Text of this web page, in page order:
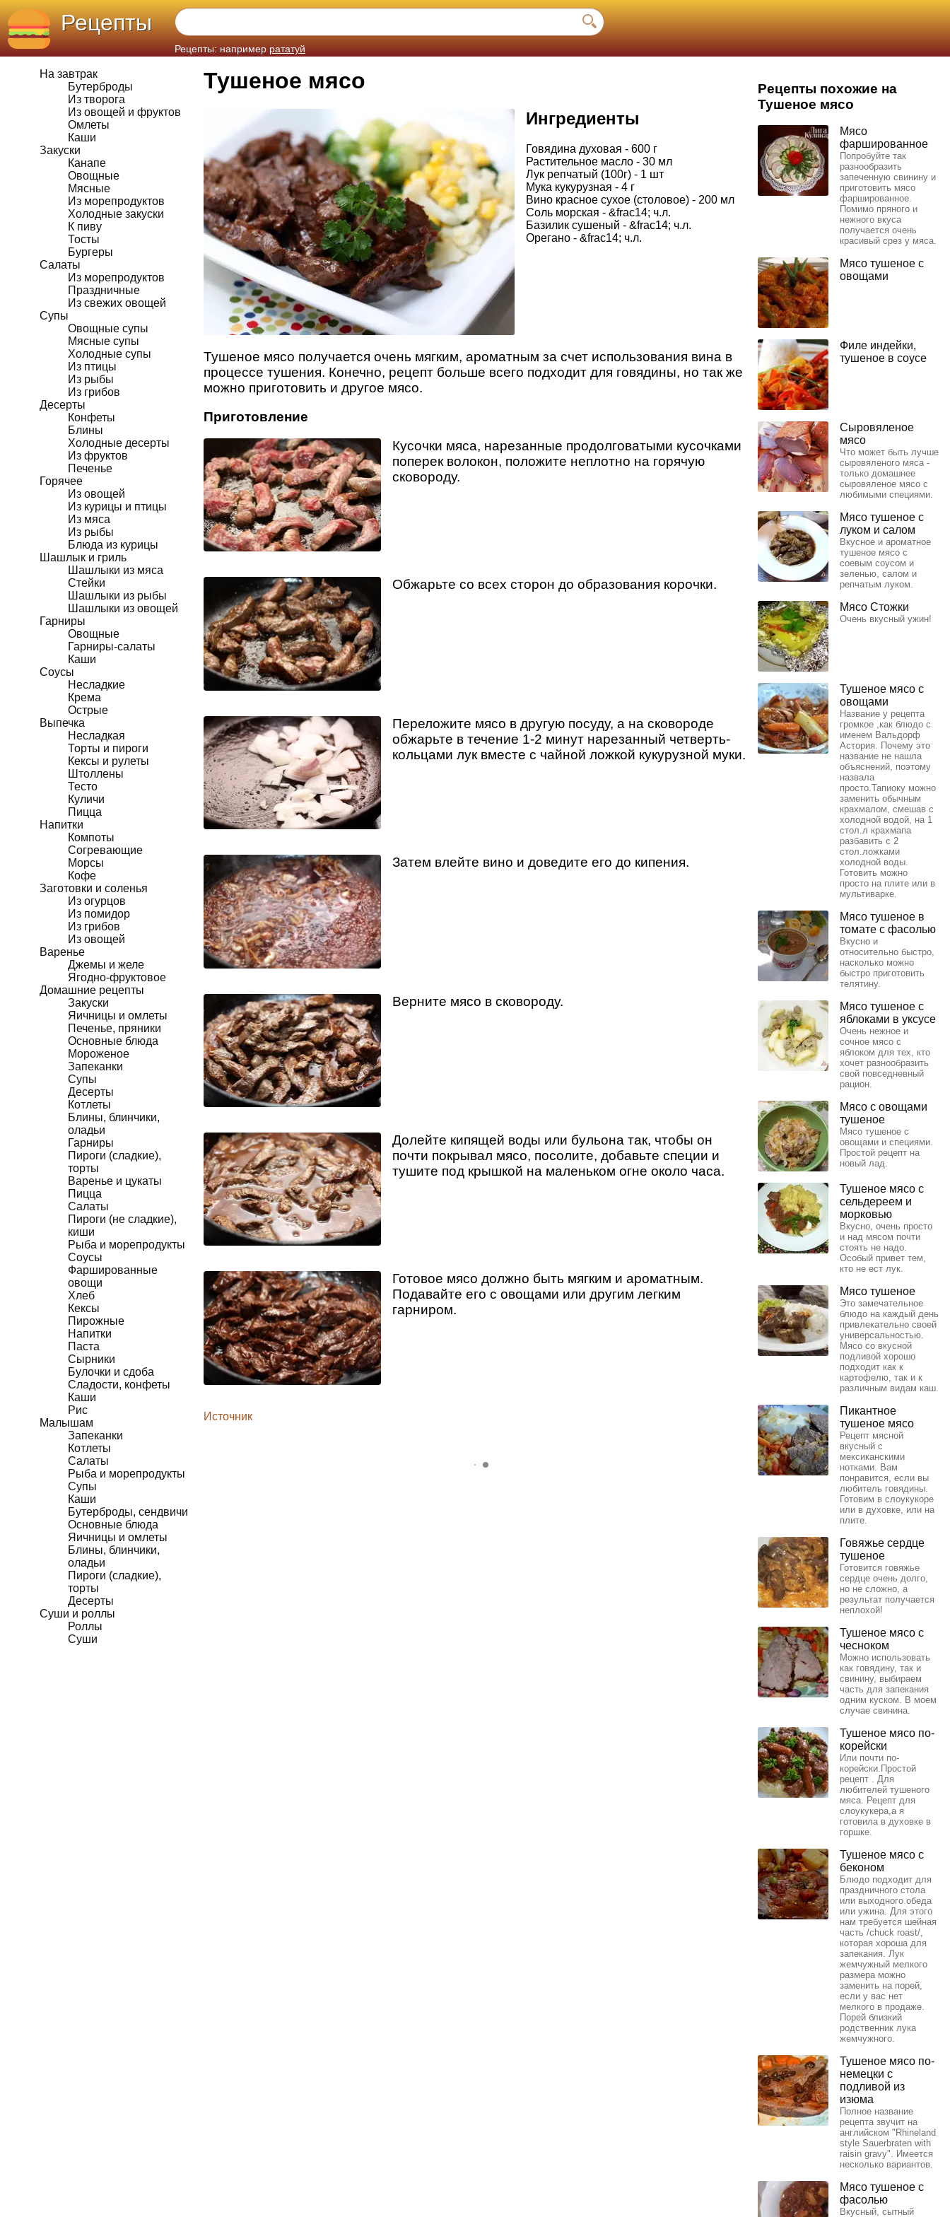
Рецепты
Рецепты: например рататуй
На завтрак
Бутерброды
Из творога
Из овощей и фруктов
Омлеты
Каши
Закуски
Канапе
Овощные
Мясные
Из морепродуктов
Холодные закуски
К пиву
Тосты
Бургеры
Салаты
Из морепродуктов
Праздничные
Из свежих овощей
Супы
Овощные супы
Мясные супы
Холодные супы
Из птицы
Из рыбы
Из грибов
Десерты
Конфеты
Блины
Холодные десерты
Из фруктов
Печенье
Горячее
Из овощей
Из курицы и птицы
Из мяса
Из рыбы
Блюда из курицы
Шашлык и гриль
Шашлыки из мяса
Стейки
Шашлыки из рыбы
Шашлыки из овощей
Гарниры
Овощные
Гарниры-салаты
Каши
Соусы
Несладкие
Крема
Острые
Выпечка
Несладкая
Торты и пироги
Кексы и рулеты
Штоллены
Тесто
Куличи
Пицца
Напитки
Компоты
Согревающие
Морсы
Кофе
Заготовки и соленья
Из огурцов
Из помидор
Из грибов
Из овощей
Варенье
Джемы и желе
Ягодно-фруктовое
Домашние рецепты
Закуски
Яичницы и омлеты
Печенье, пряники
Основные блюда
Мороженое
Запеканки
Супы
Десерты
Котлеты
Блины, блинчики,
оладьи
Гарниры
Пироги (сладкие),
торты
Варенье и цукаты
Пицца
Салаты
Пироги (не сладкие),
киши
Рыба и морепродукты
Соусы
Фаршированные
овощи
Хлеб
Кексы
Пирожные
Напитки
Паста
Сырники
Булочки и сдоба
Сладости, конфеты
Каши
Рис
Малышам
Запеканки
Котлеты
Салаты
Рыба и морепродукты
Супы
Каши
Бутерброды, сендвичи
Основные блюда
Яичницы и омлеты
Блины, блинчики,
оладьи
Пироги (сладкие),
торты
Десерты
Суши и роллы
Роллы
Суши
Тушеное мясо
Ингредиенты
Говядина духовая - 600 г
Растительное масло - 30 мл
Лук репчатый (100г) - 1 шт
Мука кукурузная - 4 г
Вино красное сухое (столовое) - 200 мл
Соль морская - &frac14; ч.л.
Базилик сушеный - &frac14; ч.л.
Орегано - &frac14; ч.л.
Тушеное мясо получается очень мягким, ароматным за счет использования вина в
процессе тушения. Конечно, рецепт больше всего подходит для говядины, но так же
можно приготовить и другое мясо.
Приготовление
Кусочки мяса, нарезанные продолговатыми кусочками
поперек волокон, положите неплотно на горячую
сковороду.
Обжарьте со всех сторон до образования корочки.
Переложите мясо в другую посуду, а на сковороде
обжарьте в течение 1-2 минут нарезанный четверть-
кольцами лук вместе с чайной ложкой кукурузной муки.
Затем влейте вино и доведите его до кипения.
Верните мясо в сковороду.
Долейте кипящей воды или бульона так, чтобы он
почти покрывал мясо, посолите, добавьте специи и
тушите под крышкой на маленьком огне около часа.
Готовое мясо должно быть мягким и ароматным.
Подавайте его с овощами или другим легким
гарниром.
Источник
Рецепты похожие на
Тушеное мясо
Мясо
фаршированное
Попробуйте так
разнообразить
запеченную свинину и
приготовить мясо
фаршированное.
Помимо пряного и
нежного вкуса
получается очень
красивый срез у мяса.
Мясо тушеное с
овощами
Филе индейки,
тушеное в соусе
Сыровяленое
мясо
Что может быть лучше
сыровяленого мяса -
только домашнее
сыровяленое мясо с
любимыми специями.
Мясо тушеное с
луком и салом
Вкусное и ароматное
тушеное мясо с
соевым соусом и
зеленью, салом и
репчатым луком.
Мясо Стожки
Очень вкусный ужин!
Тушеное мясо с
овощами
Название у рецепта
громкое ,как блюдо с
именем Вальдорф
Астория. Почему это
название не нашла
объяснений, поэтому
назвала
просто.Тапиоку можно
заменить обычным
крахмалом, смешав с
холодной водой, на 1
стол.л крахмапа
разбавить с 2
стол.ложками
холодной воды.
Готовить можно
просто на плите или в
мультиварке.
Мясо тушеное в
томате с фасолью
Вкусно и
относительно быстро,
насколько можно
быстро приготовить
телятину.
Мясо тушеное с
яблоками в уксусе
Очень нежное и
сочное мясо с
яблоком для тех, кто
хочет разнообразить
свой повседневный
рацион.
Мясо с овощами
тушеное
Мясо тушеное с
овощами и специями.
Простой рецепт на
новый лад.
Тушеное мясо с
сельдереем и
морковью
Вкусно, очень просто
и над мясом почти
стоять не надо.
Особый привет тем,
кто не ест лук.
Мясо тушеное
Это замечательное
блюдо на каждый день
привлекательно своей
универсальностью.
Мясо со вкусной
подливой хорошо
подходит как к
картофелю, так и к
различным видам каш.
Пикантное
тушеное мясо
Рецепт мясной
вкусный с
мексиканскими
нотками. Вам
понравится, если вы
любитель говядины.
Готовим в слоукукоре
или в духовке, или на
плите.
Говяжье сердце
тушеное
Готовится говяжье
сердце очень долго,
но не сложно, а
результат получается
неплохой!
Тушеное мясо с
чесноком
Можно использовать
как говядину, так и
свинину, выбираем
часть для запекания
одним куском. В моем
случае свинина.
Тушеное мясо по-
корейски
Или почти по-
корейски.Простой
рецепт . Для
любителей тушеного
мяса. Рецепт для
слоукукера,а я
готовила в духовке в
горшке.
Тушеное мясо с
беконом
Блюдо подходит для
праздничного стола
или выходного обеда
или ужина. Для этого
нам требуется шейная
часть /chuck roast/,
которая хороша для
запекания. Лук
жемчужный мелкого
размера можно
заменить на порей,
если у вас нет
мелкого в продаже.
Порей близкий
родственник лука
жемчужного.
Тушеное мясо по-
немецки с
подливой из
изюма
Полное название
рецепта звучит на
английском "Rhineland
style Sauerbraten with
raisin gravy". Имеется
несколько вариантов.
Мясо тушеное с
фасолью
Вкусный, сытный